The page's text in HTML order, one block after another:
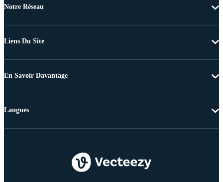
Notre Réseau
Liens Du Site
En Savoir Davantage
Langues